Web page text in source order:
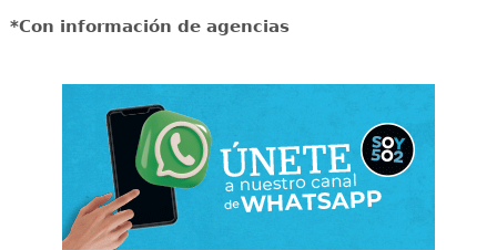
*Con información de agencias